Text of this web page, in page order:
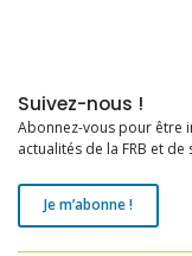
Suivez-nous !
Abonnez-vous pour être
actualités de la FRB et de
Je m’abonne !